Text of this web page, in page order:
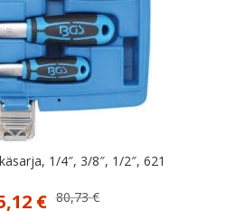
1/4″, 3/8″, 1/2″, 621
80,73€
Alkuperäinen
€Nykyinen